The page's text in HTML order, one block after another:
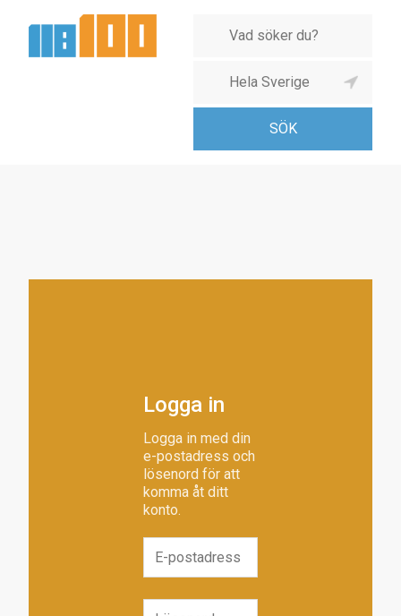
Logga in
Logga in med din
e-postadress och
lösenord för att
komma åt ditt
konto.